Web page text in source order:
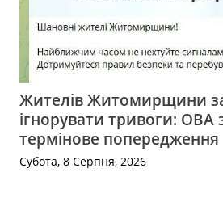
Жителів Житомирщини
ігнорувати тривоги: ОВА
термінове попередження
Субота, 8 Серпня, 2026